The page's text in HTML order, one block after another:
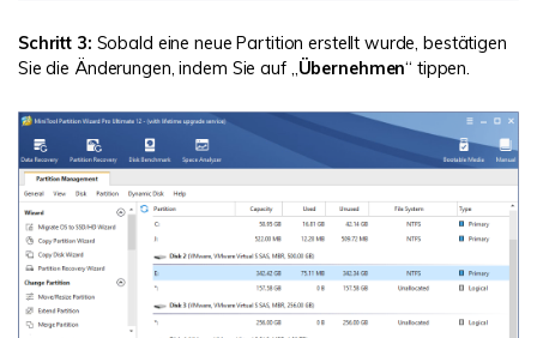
Schritt 3: Sobald eine neue Partition erstellt wurde, bestätigen
Sie die Änderungen, indem Sie auf „ Übernehmen“ tippen.